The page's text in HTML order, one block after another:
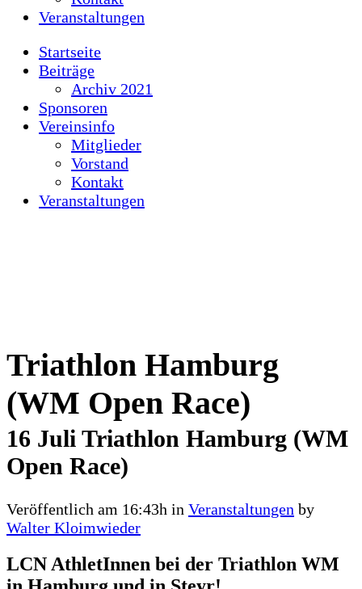
Veranstaltungen
Startseite
Beiträge
Archiv 2021
Sponsoren
Vereinsinfo
Mitglieder
Vorstand
Kontakt
Veranstaltungen
Triathlon Hamburg
(WM Open Race)
16 Juli Triathlon Hamburg (WM
Open Race)
Veröffentlich am 16:43h in Veranstaltungen by
Walter Kloimwieder
LCN AthletInnen bei der Triathlon WM